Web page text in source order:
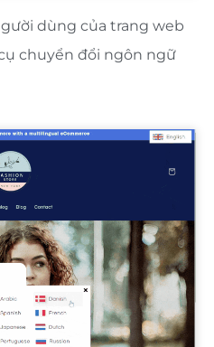
dùng của trang web
chuyển đổi ngôn ngữ